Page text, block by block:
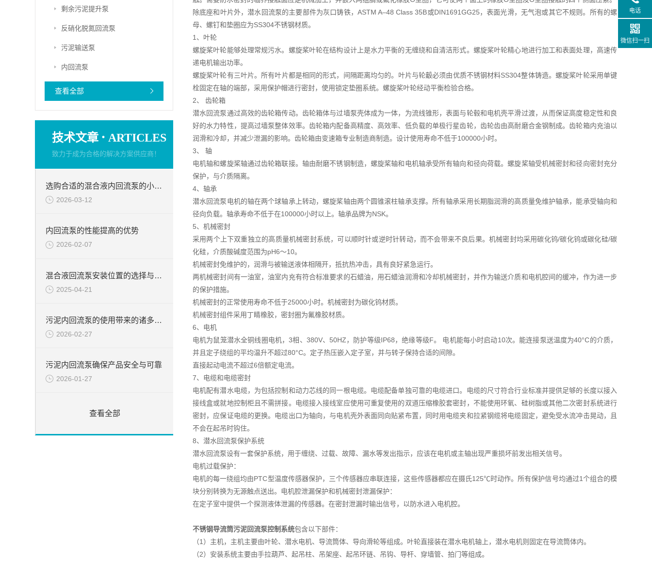
剩余污泥提升泵
反硝化脱氮回流泵
污泥输送泵
内回流泵
查看全部
技术文章 · ARTICLES
致力于成为合格的解决方案供应商！
选购合适的混合液内回流泵的小技巧
2026-03-12
内回流泵的性能提高的优势
2026-02-07
混合液回流泵安装位置的选择与注意
2025-04-21
污泥内回流泵的使用带来的诸多优势说明
2026-02-27
污泥内回流泵确保产品安全与可靠
2026-01-27
查看全部
除底座和叶片外，潜水回流泵的主要部件为灰口铸铁，ASTM A–48 Class 35B或DIN1691GG25，表面光滑，无气泡或其它不规则。所有的螺
母、螺钉和垫圈应为SS304不锈钢材质。
1、叶轮
螺旋桨叶轮能够处理常规污水。螺旋桨叶轮在结构设计上是水力平衡的无缠绕和自清洁形式。螺旋桨叶轮精心地进行加工和表面处理，高速传
递电机输出功率。
螺旋桨叶轮有三叶片。所有叶片都是相同的形式，间隔距离均匀的。叶片与轮觳必须由优质不锈钢材料SS304整体铸造。螺旋桨叶轮采用单键
栓固定在轴的端部，采用保护帽进行密封，使用锁定垫圈系统。螺旋桨叶轮经动平衡检验合格。
2、 齿轮箱
潜水回流泵通过高效的齿轮箱传动。齿轮箱体与过墙泵壳体成为一体，为流线锥形，表面与轮毂和电机壳平滑过渡，从而保证高度稳定性和良
好的水力特性，提高过墙泵整体效率。齿轮箱内配备高精度、高效率、低负载的单极行星齿轮，齿轮齿由高耐磨合金钢制成。齿轮箱内充油以
润滑和冷却，并减少泄漏的影响。齿轮箱由变速箱专业制造商制造。设计使用寿命不低于100000小时。
3、 轴
电机轴和螺旋桨轴通过齿轮箱联接。轴由耐磨不锈钢制造，螺旋桨轴和电机轴承受所有轴向和径向荷载。螺旋桨轴受机械密封和径向密封充分
保护，与介质隔离。
4、轴承
潜水回流泵电机的轴在两个球轴承上转动，螺旋桨轴由两个圆锥滚柱轴承支撑。所有轴承采用长期脂润滑的高质量免维护轴承，能承受轴向和
径向负载。轴承寿命不低于在100000小时以上。轴承品牌为NSK。
5、机械密封
采用两个上下双重独立的高质量机械密封系统，可以顺时针或逆时针转动，而不会带来不良后果。机械密封均采用碳化钨/碳化钨或碳化硅/碳
化硅，介质酸碱度范围为pH6～10。
机械密封免维护的，润滑与被输送液体相隔开，抵抗热冲击，具有良好紧急运行。
两机械密封间有一油室，油室内充有符合标准要求的石蜡油，用石蜡油润滑和冷却机械密封，并作为输送介质和电机腔间的缓冲，作为进一步
的保护措施。
机械密封的正常使用寿命不低于25000小时。机械密封为碳化钨材质。
机械密封组件采用丁睛橡胶，密封圈为氟橡胶材质。
6、电机
电机为鼠笼潜水全铜线圈电机，3相、380V、50HZ，防护等级IP68，绝缘等级F。 电机能每小时启动10次。能连接泵送温度为40°C的介质，
并且定子绕组的平均温升不超过80°C。定子热压嵌入定子室，并与转子保持合适的间隙。
直接起动电流不超过6倍额定电流。
7、电缆和电缆密封
电机配有潜水电缆，为包括控制和动力芯线的同一根电缆。电缆配备单独可靠的电缆进口。电缆的尺寸符合行业标准并提供足够的长度以接入
接线盒或就地控制柜且不需拼接。电缆接入接线室应使用可重复使用的双道压缩橡胶套密封，不能使用环氧、硅树脂或其他二次密封系统进行
密封，应保证电缆的更换。电缆出口为轴向，与电机壳外表面同向贴紧布置，同时用电缆夹和拉紧钢缆将电缆固定，避免受水流冲击晃动，且
不会在起吊时钩住。
8、潜水回流泵保护系统
潜水回流泵设有一套保护系统，用于缠绕、过载、故障、漏水等发出指示，应该在电机或主轴出现严重损坏前发出相关信号。
电机过载保护：
电机的每一绕组均由PTC型温度传感器保护，三个传感器应串联连接，这些传感器都应在摄氏125℃时动作。所有保护信号均通过1个组合的模
块分别转换为无源触点送出。电机腔泄漏保护和机械密封泄漏保护：
在定子室中提供一个探测液体泄漏的传感器。在密封泄漏时输出信号，以防水进入电机腔。
不锈钢导流筒污泥回流泵控制系统包含以下部件：
（1）主机，主机主要由叶轮、潜水电机、导流筒体、导向滑轮等组成。叶轮直接装在潜水电机轴上，潜水电机则固定在导流筒体内。
（2）安装系统主要由手拉葫芦、起吊柱、吊架座、起吊环链、吊钩、导杆、穿墙管、拍门等组成。
电话
微信扫一扫